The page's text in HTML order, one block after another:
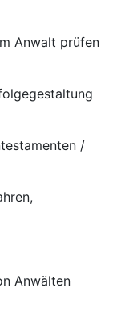
Anwalt prüfen
/
Anwälten